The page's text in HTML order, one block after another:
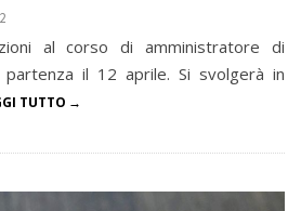
al corso di amministratore di
partenza il 12 aprile. Si svolgerà in
TUTTO